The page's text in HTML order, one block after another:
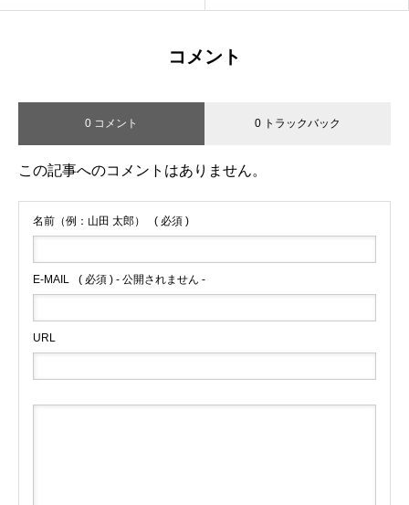
コメント
0 コメント 0 トラックバック
この記事へのコメントはありません。
名前（例：山田 太郎） ( 必須 )
E-MAIL ( 必須 ) - 公開されません -
URL